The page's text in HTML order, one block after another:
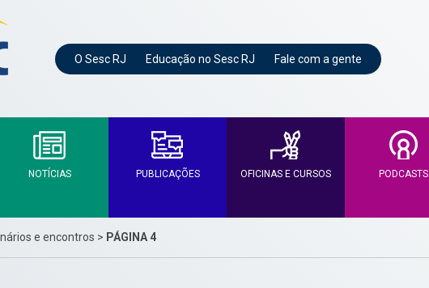
O Sesc RJ Educação no Sesc RJ Fale com a gente
NOTÍCIAS PUBLICAÇÕES OFICINAS E CURSOS PODCASTS
e encontros > PÁGINA 4